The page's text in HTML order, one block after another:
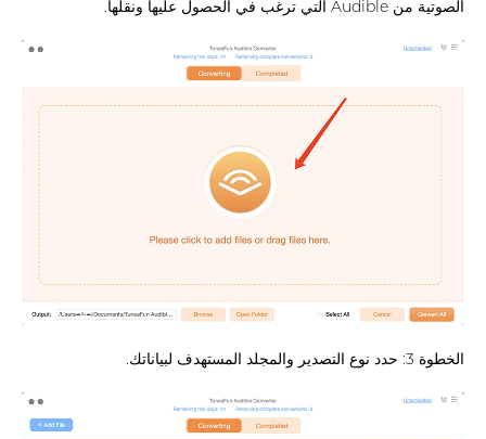
الصوتية من Audible التي ترغب في الحصول عليها ونقلها.
الخطوة 3: حدد نوع التصدير والمجلد المستهدف لبياناتك.